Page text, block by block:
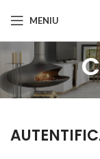
MENIU